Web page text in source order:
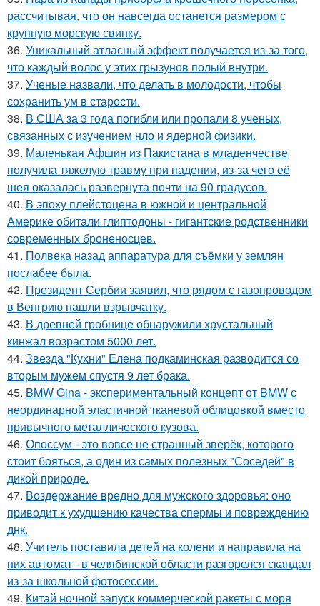
рассчитывая, что он навсегда останется размером с
крупную морскую свинку.
36. Уникальный атласный эффект получается из-за того,
что каждый волос у этих грызунов полый внутри.
37. Ученые назвали, что делать в молодости, чтобы
сохранить ум в старости.
38. В США за 3 года погибли или пропали 8 ученых,
связанных с изучением нло и ядерной физики.
39. Маленькая Афшин из Пакистана в младенчестве
получила тяжелую травму при падении, из-за чего её
шея оказалась развернута почти на 90 градусов.
40. В эпоху плейстоцена в южной и центральной
Америке обитали глиптодоны - гигантские родственники
современных броненосцев.
41. Полвека назад аппаратура для съёмки у землян
послабее была.
42. Президент Сербии заявил, что рядом с газопроводом
в Венгрию нашли взрывчатку.
43. В древней гробнице обнаружили хрустальный
кинжал возрастом 5000 лет.
44. Звезда "Кухни" Елена подкаминская разводится со
вторым мужем спустя 9 лет брака.
45. BMW Gina - экспериментальный концепт от BMW с
неординарной эластичной тканевой облицовкой вместо
привычного металлического кузова.
46. Опоссум - это вовсе не странный зверёк, которого
стоит бояться, а один из самых полезных "Соседей" в
дикой природе.
47. Воздержание вредно для мужского здоровья: оно
приводит к ухудшению качества спермы и повреждению
днк.
48. Учитель поставила детей на колени и направила на
них автомат - в челябинской области разгорелся скандал
из-за школьной фотосессии.
49. Китай ночной запуск коммерческой ракеты с моря